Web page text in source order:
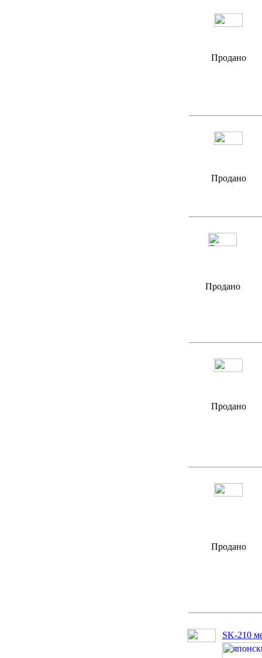
Продано
Продано
Продано
Продано
Продано
SK-210